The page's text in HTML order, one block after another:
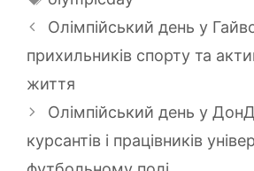
Олімпійський день у
прихильників спорту та
життя
Олімпійський день у
курсантів і працівників